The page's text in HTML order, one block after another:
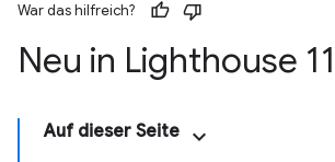
War das hilfreich?
Neu in Lighthouse 11
Auf dieser Seite